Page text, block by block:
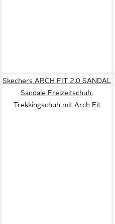
Skechers ARCH FIT 2.0 SANDAL
Sandale Freizeitschuh,
Trekkingschuh mit Arch Fit